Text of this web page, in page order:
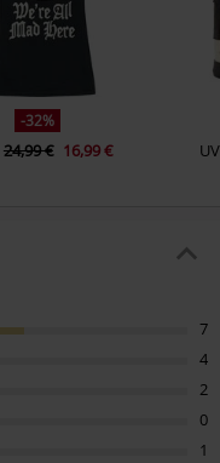
-32%
24,99 € 16,99 €
7
4
2
0
1